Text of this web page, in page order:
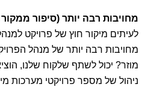
מחויבות רבה יותר (סיפור
לעיתים מיקור חוץ של פרויקט
מחויבות רבה יותר של מנהל
מוזר? יכול לשתף שלקוח שלנו,
ניהול של מספר פרויקטי מערכות